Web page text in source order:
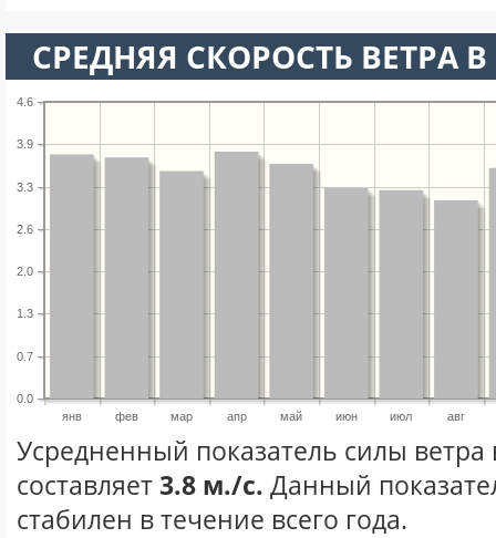
СРЕДНЯЯ СКОРОСТЬ ВЕТРА
янв фев мар апр май июн июл авг
0.0
0.7
1.3
2.0
2.6
3.3
3.9
4.6
Усредненный показатель силы ветра
составляет3.8 м./с. Данный
стабилен в течение всего года.